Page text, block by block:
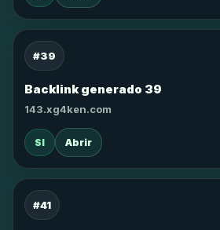
#39
Backlink generado 39
143.xg4ken.com
SI Abrir
#41